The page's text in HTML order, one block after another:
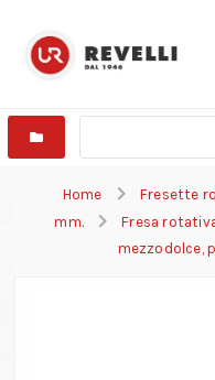
Home
Fresette
mm.
Fresa
mezzodolce,